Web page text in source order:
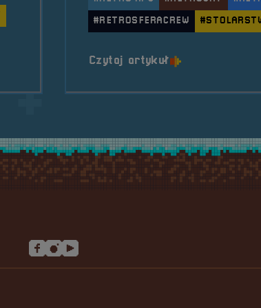
Jarzyński
#RETROSFERACREW
Czytaj artykuło tytule